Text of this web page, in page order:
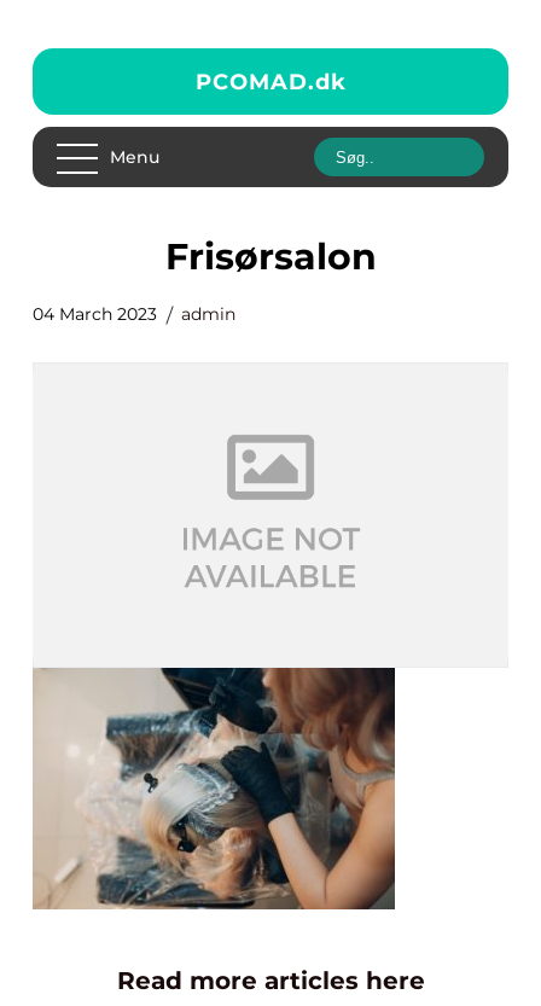
PCOMAD.dk
Menu
frisørsalon
04 March 2023 admin
Read more articles here